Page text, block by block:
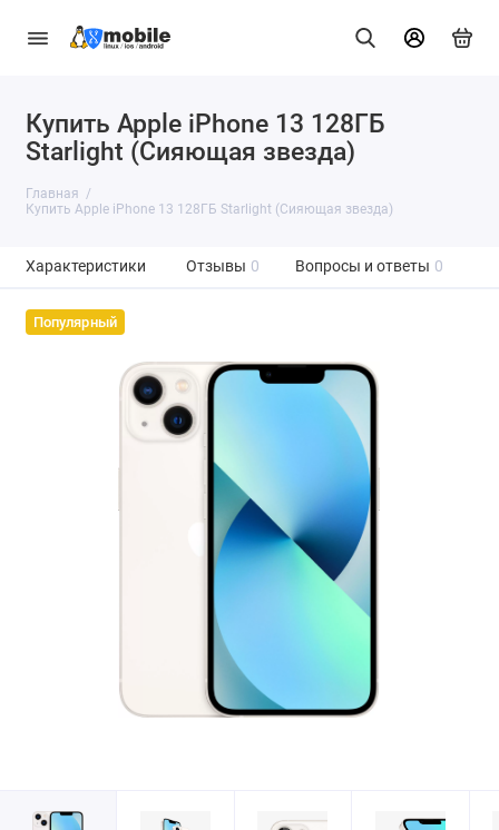
Купить Apple iPhone 13 128ГБ
Starlight (Сияющая звезда)
Главная
Купить Apple iPhone 13 128ГБ Starlight (Сияющая звезда)
Характеристики Отзывы 0 Вопросы и ответы 0
Популярный